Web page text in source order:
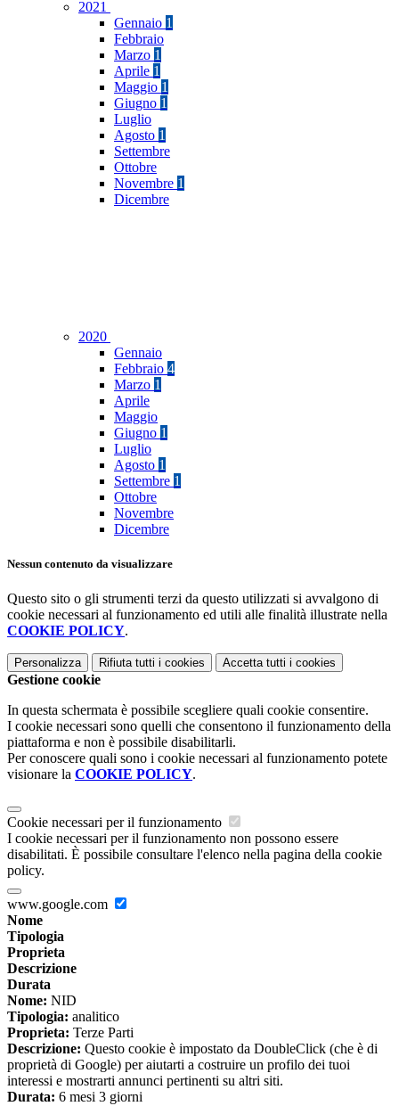
2021
Gennaio 1
Febbraio
Marzo 1
Aprile 1
Maggio 1
Giugno 1
Luglio
Agosto 1
Settembre
Ottobre
Novembre 1
Dicembre
2020
Gennaio
Febbraio 4
Marzo 1
Aprile
Maggio
Giugno 1
Luglio
Agosto 1
Settembre 1
Ottobre
Novembre
Dicembre
Nessun contenuto da visualizzare
Questo sito o gli strumenti terzi da questo utilizzati si avvalgono di
cookie necessari al funzionamento ed utili alle finalità illustrate nella
COOKIE POLICY.
Personalizza Rifiuta tutti i cookies Accetta tutti i cookies
Gestione cookie
In questa schermata è possibile scegliere quali cookie consentire.
I cookie necessari sono quelli che consentono il funzionamento della
piattaforma e non è possibile disabilitarli.
Per conoscere quali sono i cookie necessari al funzionamento potete
visionare la COOKIE POLICY.
Cookie necessari per il funzionamento
I cookie necessari per il funzionamento non possono essere
disabilitati. È possibile consultare l'elenco nella pagina della cookie
policy.
www.google.com
Nome
Tipologia
Proprieta
Descrizione
Durata
Nome: NID
Tipologia: analitico
Proprieta: Terze Parti
Descrizione: Questo cookie è impostato da DoubleClick (che è di
proprietà di Google) per aiutarti a costruire un profilo dei tuoi
interessi e mostrarti annunci pertinenti su altri siti.
Durata: 6 mesi 3 giorni